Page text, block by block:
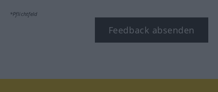
*Pflichtfeld
Feedback absenden